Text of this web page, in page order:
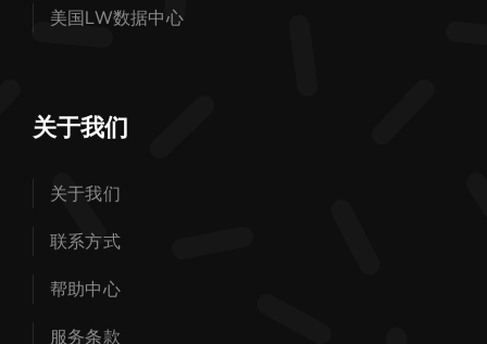
美国LW数据中心
关于我们
关于我们
联系方式
帮助中心
服务条款